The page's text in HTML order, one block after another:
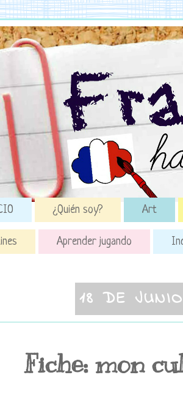
¿Quién soy? Art
Aprender jugando
18 DE
Fiche: mon